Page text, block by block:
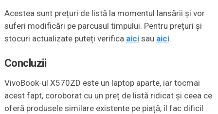
Acestea sunt prețuri de listă la momentul lansării și vor
suferi modificări pe parcusul timpului. Pentru prețuri și
stocuri actualizate puteți verifica aicisau aici.
Concluzii
VivoBook-ul X570ZD este un laptop aparte, iar tocmai
acest fapt, coroborat cu un preț de listă ridicat și ceea ce
oferă produsele similare existente pe piață, îl fac dificil